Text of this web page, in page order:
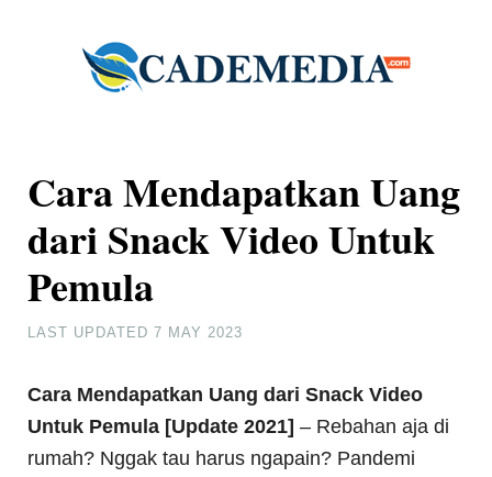
Cara Mendapatkan Uang
dari Snack Video Untuk
Pemula
LAST UPDATED7 MAY 2023
Cara Mendapatkan Uang dari Snack Video
Untuk Pemula [Update 2021] – Rebahan aja di
rumah? Nggak tau harus ngapain? Pandemi